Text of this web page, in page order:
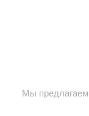
Мы предлагаем